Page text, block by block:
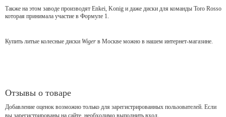
Также на этом заводе производят Enkei, Konig и даже диски для команды Toro Rosso
которая принимала участие в Формуле 1.
Купить литые колесные диски Wiger в Москве можно в нашем интернет-магазине.
Отзывы о товаре
Добавление оценок возможно только для зарегистрированных пользователей. Если
вы зарегистрированы на сайте, необходимо выполнить вход.